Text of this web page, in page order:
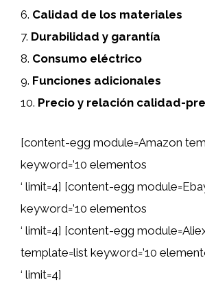
6. Calidad de los materiales
7. Durabilidad y garantía
8. Consumo eléctrico
9. Funciones adicionales
10. Precio y relación calidad-
[content-egg module=Amazon
keyword=’10 elementos
‘ limit=4] [content-egg
keyword=’10 elementos
‘ limit=4] [content-egg
template=list keyword=’10
‘ limit=4]